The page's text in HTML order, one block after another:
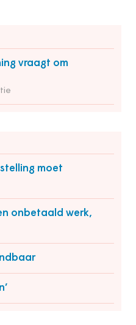
vraagt om
moet
onbetaald werk,